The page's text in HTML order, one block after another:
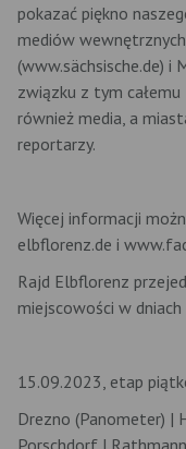
pokazać piękno
mediów
(www.sächsische.de) i
związku z tym
również media, a
reportarzy.
Więcej informacji
elbflorenz.de i
Rajd Elbflorenz
miejscowości w
15.09.2023, etap
Drezno (Panometer) |
Porschdorf |